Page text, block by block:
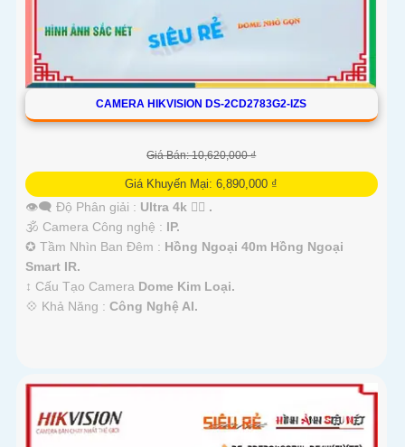
CAMERA HIKVISION DS-2CD2783G2-IZS
Giá Bán: 10,620,000 ₫
Giá Khuyến Mại: 6,890,000 ₫
👁️‍🗨 Độ Phân giải : Ultra 4k 👍🏾 .
🕉️ Camera Công nghệ : IP.
✪ Tầm Nhìn Ban Đêm : Hồng Ngoại 40m Hồng Ngoại
Smart IR.
↕️ Cấu Tạo Camera Dome Kim Loại.
️💠 Khả Năng : Công Nghệ AI.